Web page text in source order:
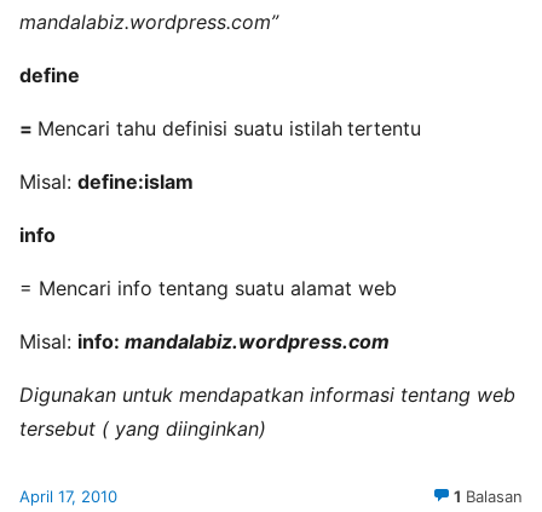
mandalabiz.wordpress.com”
define
= Mencari tahu definisi suatu istilah tertentu
Misal: define:islam
info
= Mencari info tentang suatu alamat web
Misal: info: mandalabiz.wordpress.com
Digunakan untuk mendapatkan informasi tentang web
tersebut ( yang diinginkan)
April 17, 2010 1 Balasan